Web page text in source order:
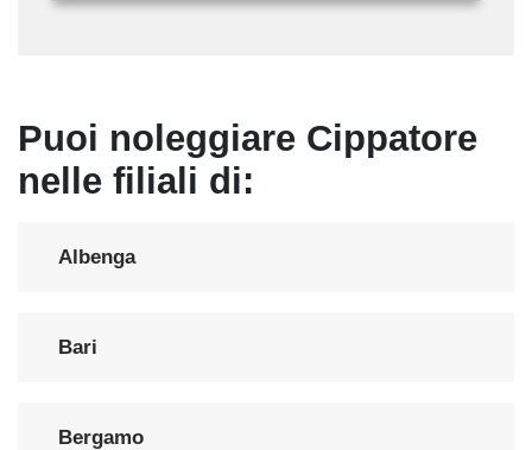
Puoi noleggiare Cippatore
nelle filiali di:
Albenga
Bari
Bergamo